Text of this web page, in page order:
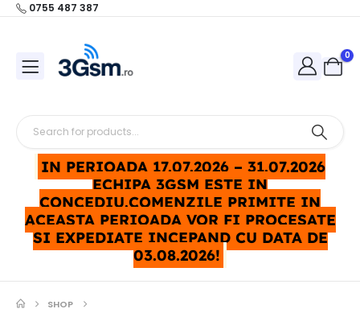
0755 487 387
0
IN PERIOADA 17.07.2026 – 31.07.2026
ECHIPA 3GSM ESTE IN
CONCEDIU.COMENZILE PRIMITE IN
ACEASTA PERIOADA VOR FI PROCESATE
SI EXPEDIATE INCEPAND CU DATA DE
03.08.2026!
SHOP